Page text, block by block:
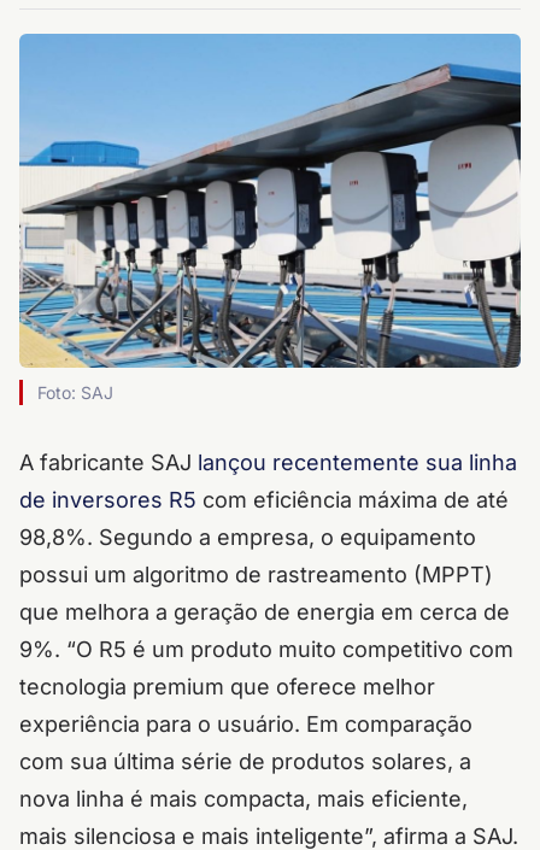
Foto: SAJ
A fabricante SAJ lançou recentemente sua linha
de inversores R5 com eficiência máxima de até
98,8%. Segundo a empresa, o equipamento
possui um algoritmo de rastreamento (MPPT)
que melhora a geração de energia em cerca de
9%. “O R5 é um produto muito competitivo com
tecnologia premium que oferece melhor
experiência para o usuário. Em comparação
com sua última série de produtos solares, a
nova linha é mais compacta, mais eficiente,
mais silenciosa e mais inteligente”, afirma a SAJ.